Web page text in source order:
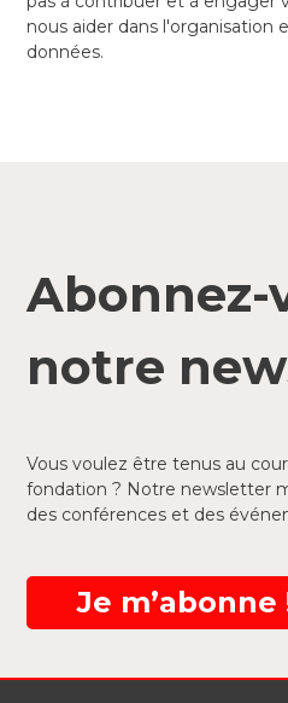
nous aider dans l'organisation
données.
Abonnez-
notre
Vous voulez être tenus au
fondation ? Notre newsletter
des conférences et des
Je m’abonne